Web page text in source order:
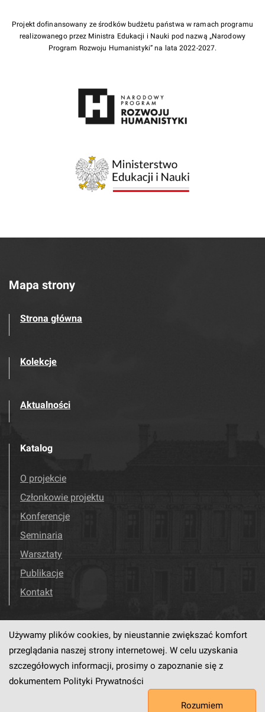
Projekt dofinansowany ze środków budżetu państwa w ramach programu
realizowanego przez Ministra Edukacji i Nauki pod nazwą „Narodowy
Program Rozwoju Humanistyki” na lata 2022-2027.
Mapa strony
Strona główna
Kolekcje
Aktualności
Katalog
O projekcie
Członkowie projektu
Konferencje
Seminaria
Warsztaty
Publikacje
Kontakt
Odwiedź nas! Facebook
Używamy plików cookies, by nieustannie zwiększać komfort
przeglądania naszej strony internetowej. W celu uzyskania
szczegółowych informacji, prosimy o zapoznanie się z
dokumentem Polityki Prywatności
Rozumiem